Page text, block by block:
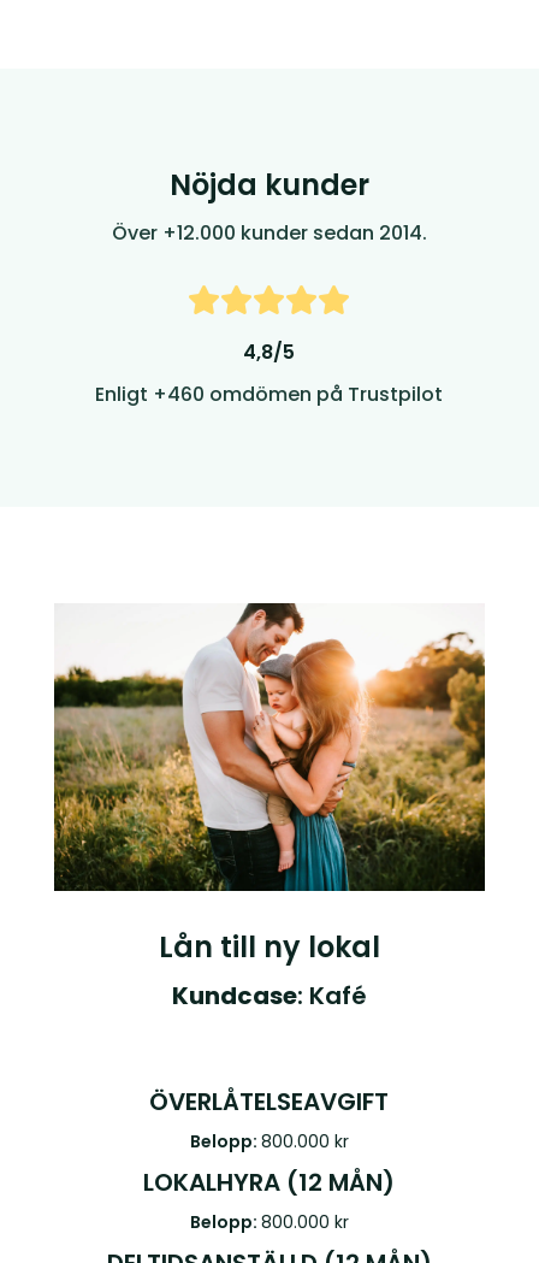
Nöjda kunder
Över +12.000 kunder sedan 2014.
4,8/5
Enligt +460 omdömen på Trustpilot
Lån till ny lokal
Kundcase: Kafé
ÖVERLÅTELSEAVGIFT
Belopp: 800.000 kr
LOKALHYRA (12 MÅN)
Belopp: 800.000 kr